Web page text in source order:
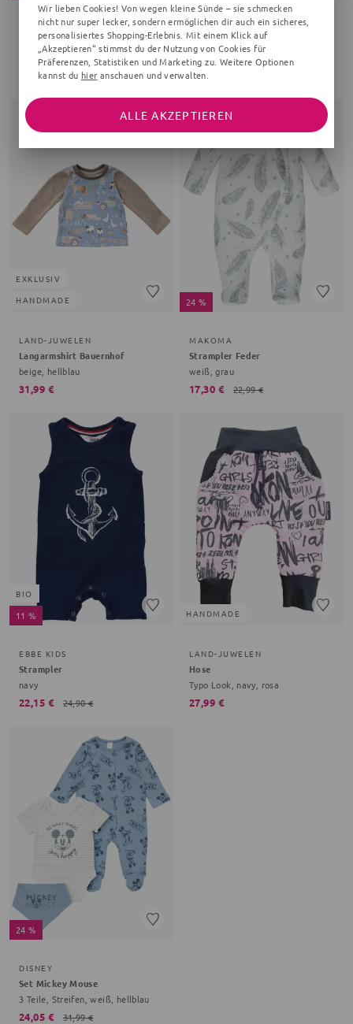
VILLERVALLA
Body Safaritiere
18,90 € 24,95 €
MAKOMA
Body Hund
0-24 Monate, grau
14,00 €
EXKLUSIV
HANDMADE
LAND-JUWELEN
Langarmshirt Bauernhof
beige, hellblau
31,99 €
24 %
MAKOMA
Strampler Feder
weiß, grau
17,30 € 22,99 €
BIO
11 %
EBBE KIDS
Strampler
navy
22,15 € 24,90 €
HANDMADE
LAND-JUWELEN
Hose
Typo Look, navy, rosa
27,99 €
24 %
DISNEY
Set Mickey Mouse
3 Teile, Streifen, weiß, hellblau
24,05 € 31,99 €
Wir lieben Cookies! Von wegen kleine Sünde – sie schmecken
nicht nur super lecker, sondern ermöglichen dir auch ein sicheres,
personalisiertes Shopping-Erlebnis. Mit einem Klick auf
„Akzeptieren“ stimmst du der Nutzung von Cookies für
Präferenzen, Statistiken und Marketing zu. Weitere Optionen
kannst du hier anschauen und verwalten.
ALLE AKZEPTIEREN